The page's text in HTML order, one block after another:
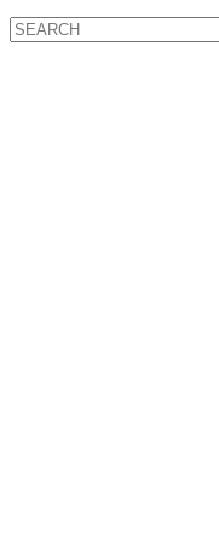
Search
for: